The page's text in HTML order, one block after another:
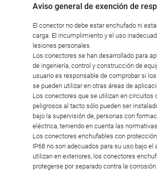
Aviso general de exención de
El conector no debe estar enchufado ni
carga. El incumplimiento y el uso
lesiones personales.
Los conectores se han desarrollado para
de ingeniería, control y construcción de
usuario es responsable de comprobar si
se pueden utilizar en otras áreas de
Los conectores que se utilizan en circuitos
peligrosos al tacto sólo pueden ser
bajo la supervisión de, personas con
eléctrica, teniendo en cuenta las
Los conectores enchufables con
IP68 no son adecuados para su uso bajo el
utilizan en exteriores, los conectores
protegerse por separado contra la